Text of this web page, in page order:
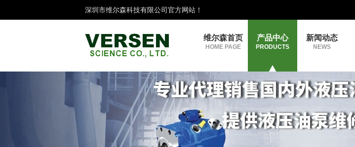
深圳市维尔森科技有限公司官方网站！
维尔森首页
HOME PAGE
产品中心
PRODUCTS
新闻动态
NEWS